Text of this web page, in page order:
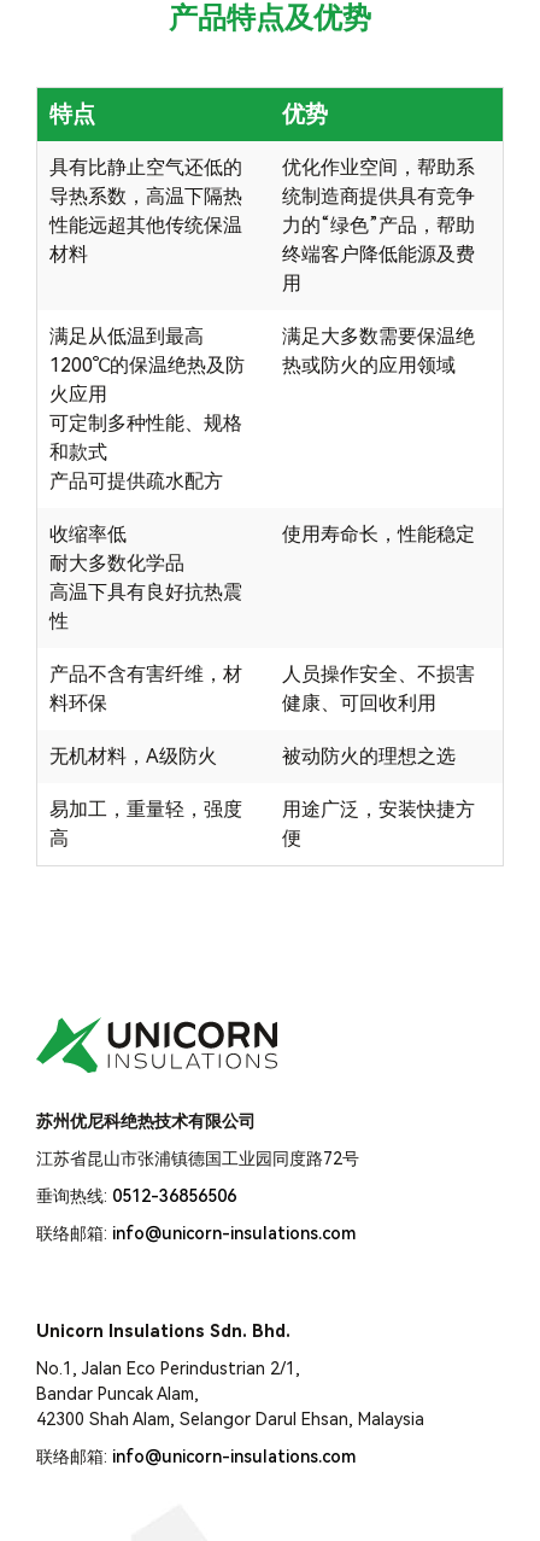
产品特点及优势
特点 优势
具有比静止空气还低的
导热系数，高温下隔热
性能远超其他传统保温
材料
优化作业空间，帮助系
统制造商提供具有竞争
力的“绿色”产品，帮助
终端客户降低能源及费
用
满足从低温到最高
1200℃的保温绝热及防
火应用
可定制多种性能、规格
和款式
产品可提供疏水配方
满足大多数需要保温绝
热或防火的应用领域
收缩率低
耐大多数化学品
高温下具有良好抗热震
性
使用寿命长，性能稳定
产品不含有害纤维，材
料环保
人员操作安全、不损害
健康、可回收利用
无机材料，A级防火 被动防火的理想之选
易加工，重量轻，强度
高
用途广泛，安装快捷方
便
苏州优尼科绝热技术有限公司
江苏省昆山市张浦镇德国工业园同度路72号
垂询热线: 0512-36856506
联络邮箱: info@unicorn-insulations.com
Unicorn Insulations Sdn. Bhd.
No.1, Jalan Eco Perindustrian 2/1,
Bandar Puncak Alam,
42300 Shah Alam, Selangor Darul Ehsan, Malaysia
联络邮箱: info@unicorn-insulations.com